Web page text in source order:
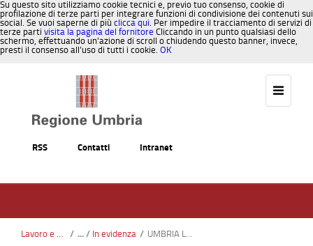
Su questo sito utilizziamo cookie tecnici e, previo tuo consenso, cookie di
profilazione di terze parti per integrare funzioni di condivisione dei contenuti sui
social. Se vuoi saperne di più clicca qui. Per impedire il tracciamento di servizi di
terze parti visita la pagina del fornitore Cliccando in un punto qualsiasi dello
schermo, effettuando un’azione di scroll o chiudendo questo banner, invece,
presti il consenso all’uso di tutti i cookie. OK
RSS Contatti Intranet
Lavoro e Formazione / In evidenza / UMBRIA LAVORO 11-12 Aprile Un evento su lavoro, formazione e impresa